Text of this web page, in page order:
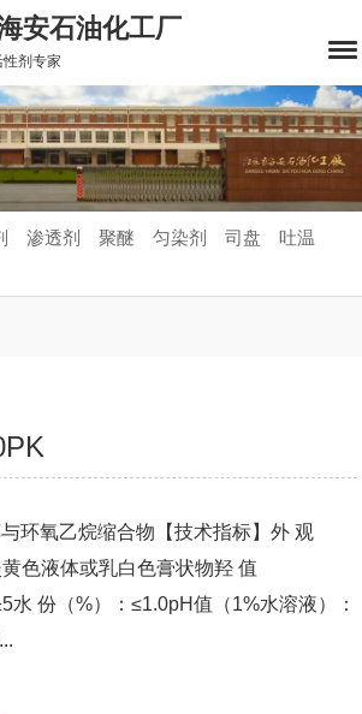
安石油化工厂
剂专家
渗透剂 聚醚 匀染剂 司盘
吐温
与环氧乙烷缩合物【技术指标】外 观
色液体或乳白色膏状物羟 值
水 份（%）：≤1.0pH值（1%水溶液）：